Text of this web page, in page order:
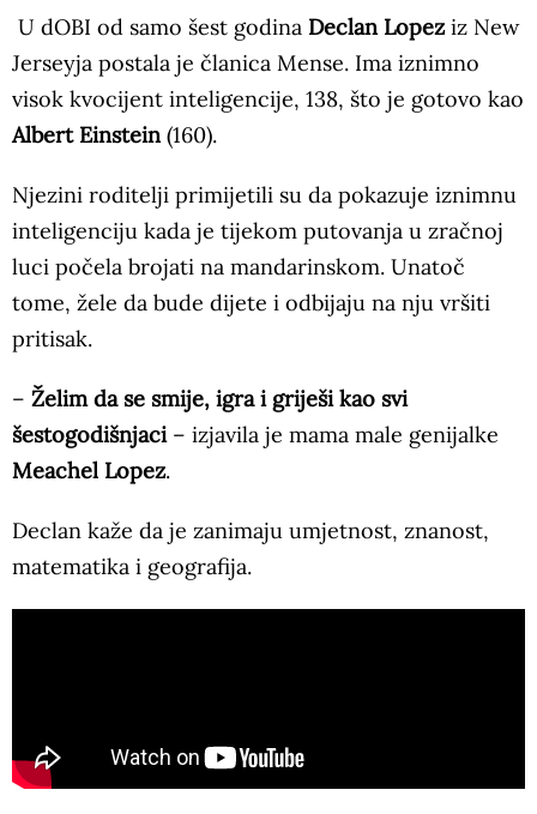
U dOBI od samo šest godina Declan Lopeziz New
Jerseyja postala je članica Mense. Ima iznimno
visok kvocijent inteligencije, 138, što je gotovo kao
Albert Einstein(160).
Njezini roditelji primijetili su da pokazuje iznimnu
inteligenciju kada je tijekom putovanja u zračnoj
luci počela brojati na mandarinskom. Unatoč
tome, žele da bude dijete i odbijaju na nju vršiti
pritisak.
– Želim da se smije, igra i griješi kao svi
šestogodišnjaci– izjavila je mama male genijalke
Meachel Lopez.
Declan kaže da je zanimaju umjetnost, znanost,
matematika i geografija.